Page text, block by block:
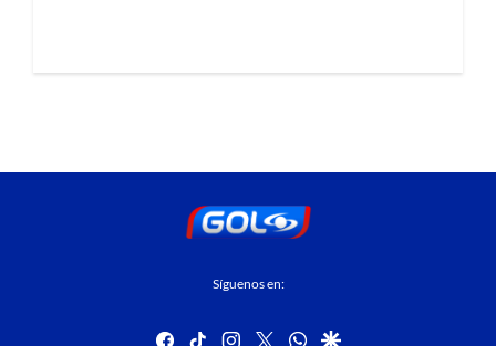
Síguenos en:
facebook
tiktok instagram
twitterwhatsapp
google